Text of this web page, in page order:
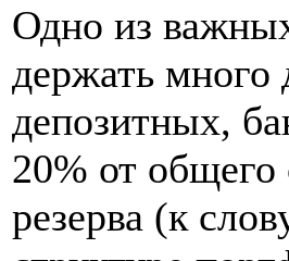
Одно из
держать много
депозитных,
20% от общего
резерва (к